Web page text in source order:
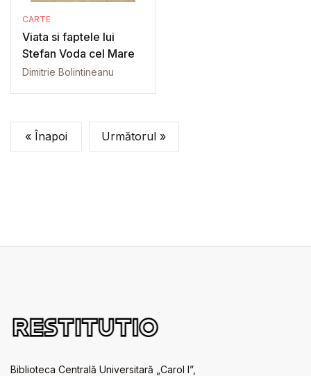
CARTE
Viata si faptele lui
Stefan Voda cel Mare
Dimitrie Bolintineanu
« Înapoi Următorul »
Biblioteca Centrală Universitară „Carol I”,